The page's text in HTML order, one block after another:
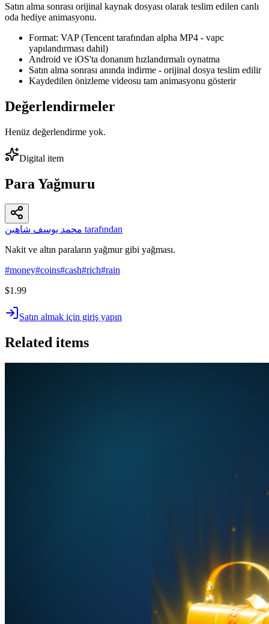
Satın alma sonrası orijinal kaynak dosyası olarak teslim edilen canlı
oda hediye animasyonu.
Format: VAP (Tencent tarafından alpha MP4 - vapc
yapılandırması dahil)
Android ve iOS'ta donanım hızlandırmalı oynatma
Satın alma sonrası anında indirme - orijinal dosya teslim edilir
Kaydedilen önizleme videosu tam animasyonu gösterir
Değerlendirmeler
Henüz değerlendirme yok.
Digital item
Para Yağmuru
محمد يوسف شاهين tarafından
Nakit ve altın paraların yağmur gibi yağması.
#money#coins#cash#rich#rain
$1.99
Satın almak için giriş yapın
Related items